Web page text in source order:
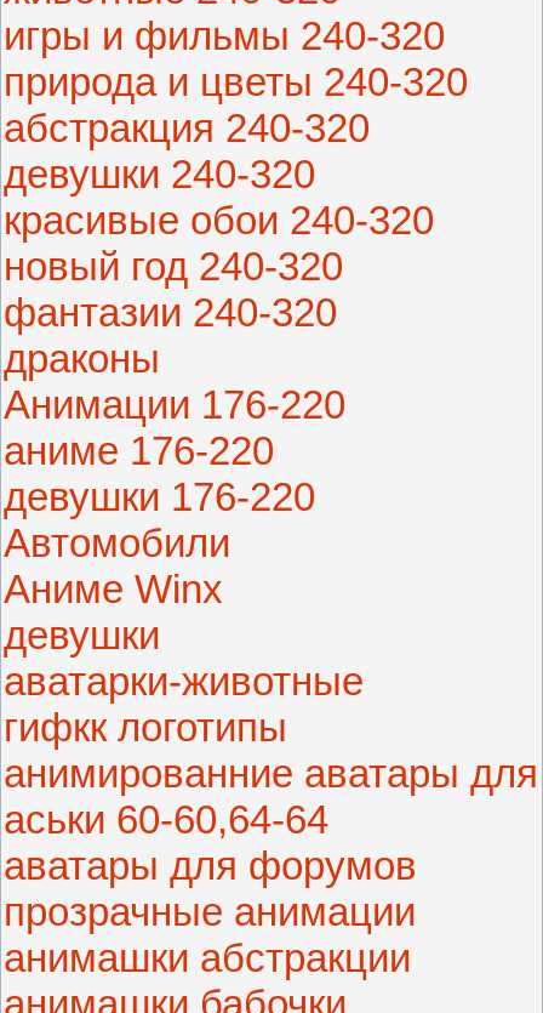
игры и фильмы 240-320
природа и цветы 240-320
абстракция 240-320
девушки 240-320
красивые обои 240-320
новый год 240-320
фантазии 240-320
драконы
Анимации 176-220
аниме 176-220
девушки 176-220
Автомобили
Аниме Winx
девушки
аватарки-животные
гифкк логотипы
анимированние аватары для
аськи 60-60,64-64
аватары для форумов
прозрачные анимации
анимашки абстракции
анимашки бабочки